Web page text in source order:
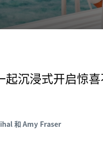
起沉浸式开启惊
和 Amy Fraser